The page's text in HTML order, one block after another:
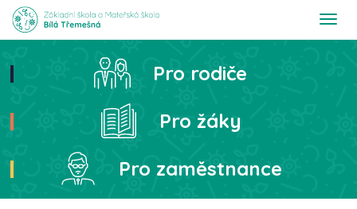
T
t
Hledat
Pro rodiče
Pro žáky
Pro zaměstnance